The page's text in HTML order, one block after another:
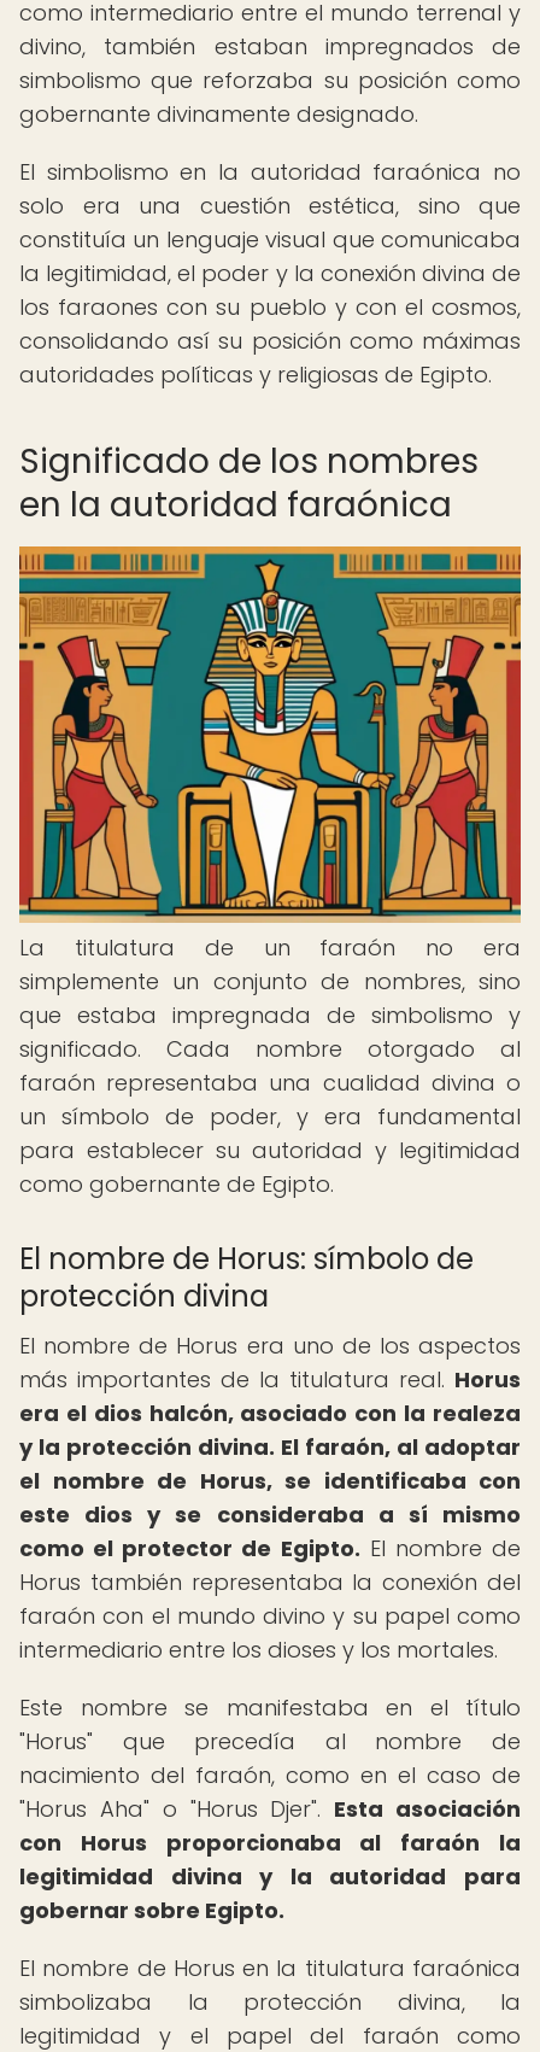
como intermediario entre el mundo terrenal y
divino, también estaban impregnados de
simbolismo que reforzaba su posición como
gobernante divinamente designado.
El simbolismo en la autoridad faraónica no
solo era una cuestión estética, sino que
constituía un lenguaje visual que comunicaba
la legitimidad, el poder y la conexión divina de
los faraones con su pueblo y con el cosmos,
consolidando así su posición como máximas
autoridades políticas y religiosas de Egipto.
Significado de los nombres
en la autoridad faraónica
La titulatura de un faraón no era
simplemente un conjunto de nombres, sino
que estaba impregnada de simbolismo y
significado. Cada nombre otorgado al
faraón representaba una cualidad divina o
un símbolo de poder, y era fundamental
para establecer su autoridad y legitimidad
como gobernante de Egipto.
El nombre de Horus: símbolo de
protección divina
El nombre de Horus era uno de los aspectos
más importantes de la titulatura real. Horus
era el dios halcón, asociado con la realeza
y la protección divina. El faraón, al adoptar
el nombre de Horus, se identificaba con
este dios y se consideraba a sí mismo
como el protector de Egipto. El nombre de
Horus también representaba la conexión del
faraón con el mundo divino y su papel como
intermediario entre los dioses y los mortales.
Este nombre se manifestaba en el título
"Horus" que precedía al nombre de
nacimiento del faraón, como en el caso de
"Horus Aha" o "Horus Djer". Esta asociación
con Horus proporcionaba al faraón la
legitimidad divina y la autoridad para
gobernar sobre Egipto.
El nombre de Horus en la titulatura faraónica
simbolizaba la protección divina, la
legitimidad y el papel del faraón como